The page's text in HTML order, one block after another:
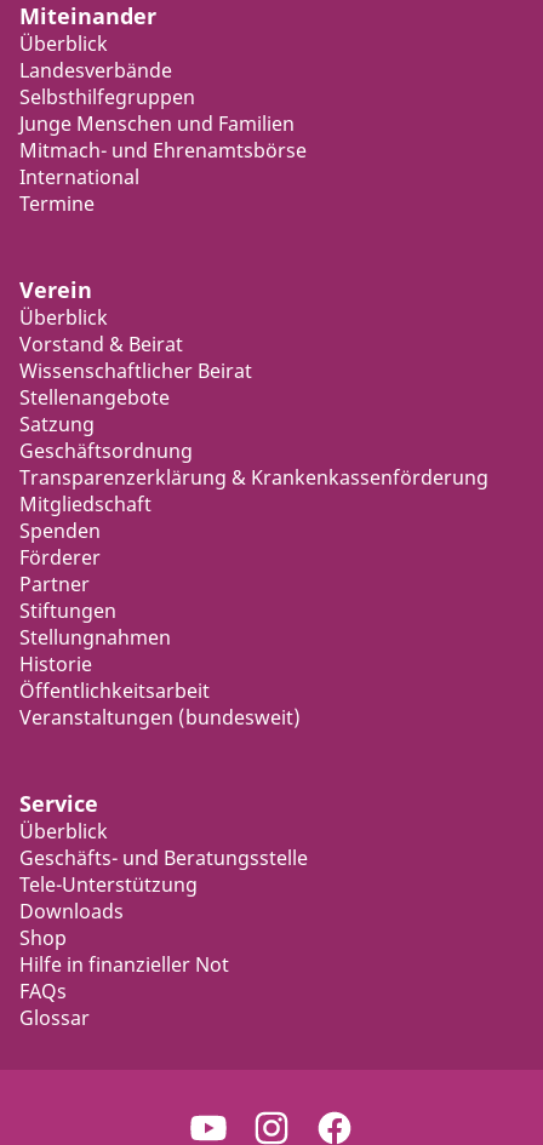
Miteinander
Überblick
Landesverbände
Selbsthilfegruppen
Junge Menschen und Familien
Mitmach- und Ehrenamtsbörse
International
Termine
Verein
Überblick
Vorstand & Beirat
Wissenschaftlicher Beirat
Stellenangebote
Satzung
Geschäftsordnung
Transparenzerklärung & Krankenkassenförderung
Mitgliedschaft
Spenden
Förderer
Partner
Stiftungen
Stellungnahmen
Historie
Öffentlichkeitsarbeit
Veranstaltungen (bundesweit)
Service
Überblick
Geschäfts- und Beratungsstelle
Tele-Unterstützung
Downloads
Shop
Hilfe in finanzieller Not
FAQs
Glossar